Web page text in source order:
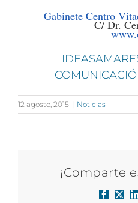
Gabinete Centro
C/ Dr.
12 agosto, 2015 | Noticias
¡Comparte
Facebook
X